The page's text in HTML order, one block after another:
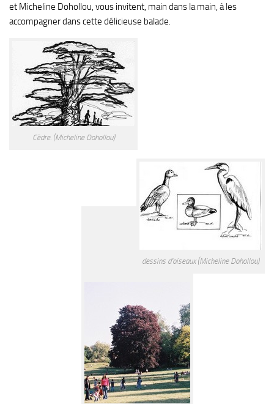
et Micheline Dohollou, vous invitent, main dans la main, à les
accompagner dans cette délicieuse balade.
Cèdre. (Micheline Dohollou)
dessins d'oiseaux (Micheline Dohollou)